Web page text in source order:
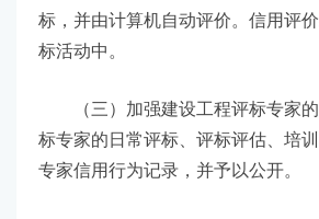
标，并由计算机自动评价。信用评
标活动中。
（三）加强建设工程评标专家
标专家的日常评标、评标评估、培
专家信用行为记录，并予以公开。